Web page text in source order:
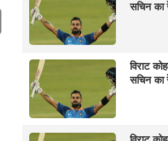
सचिन का
विराट
सचिन का